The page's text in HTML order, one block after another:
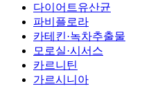
다이어트유산균
파비플로라
카테킨·녹차추출물
모로실·시서스
카르니틴
가르시니아